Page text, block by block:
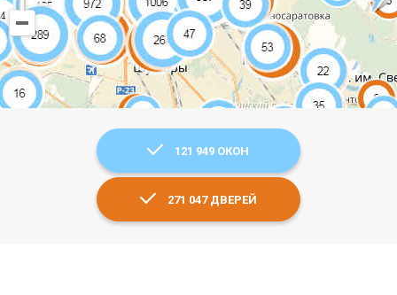
121 949 ОКОН
271 047 ДВЕРЕЙ